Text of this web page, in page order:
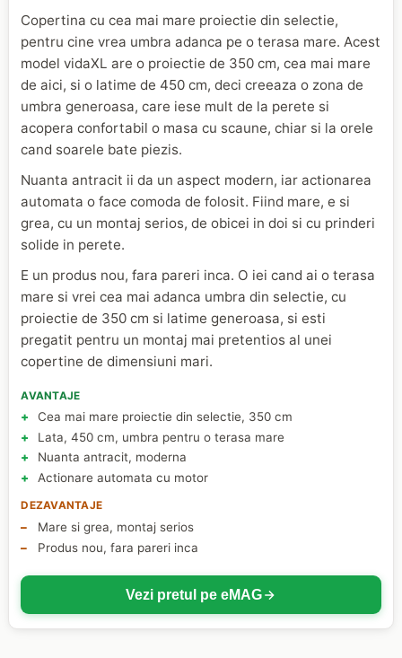
Copertina cu cea mai mare proiectie din selectie,
pentru cine vrea umbra adanca pe o terasa mare. Acest
model vidaXL are o proiectie de 350 cm, cea mai mare
de aici, si o latime de 450 cm, deci creeaza o zona de
umbra generoasa, care iese mult de la perete si
acopera confortabil o masa cu scaune, chiar si la orele
cand soarele bate piezis.
Nuanta antracit ii da un aspect modern, iar actionarea
automata o face comoda de folosit. Fiind mare, e si
grea, cu un montaj serios, de obicei in doi si cu prinderi
solide in perete.
E un produs nou, fara pareri inca. O iei cand ai o terasa
mare si vrei cea mai adanca umbra din selectie, cu
proiectie de 350 cm si latime generoasa, si esti
pregatit pentru un montaj mai pretentios al unei
copertine de dimensiuni mari.
AVANTAJE
Cea mai mare proiectie din selectie, 350 cm
Lata, 450 cm, umbra pentru o terasa mare
Nuanta antracit, moderna
Actionare automata cu motor
DEZAVANTAJE
Mare si grea, montaj serios
Produs nou, fara pareri inca
Vezi pretul pe eMAG